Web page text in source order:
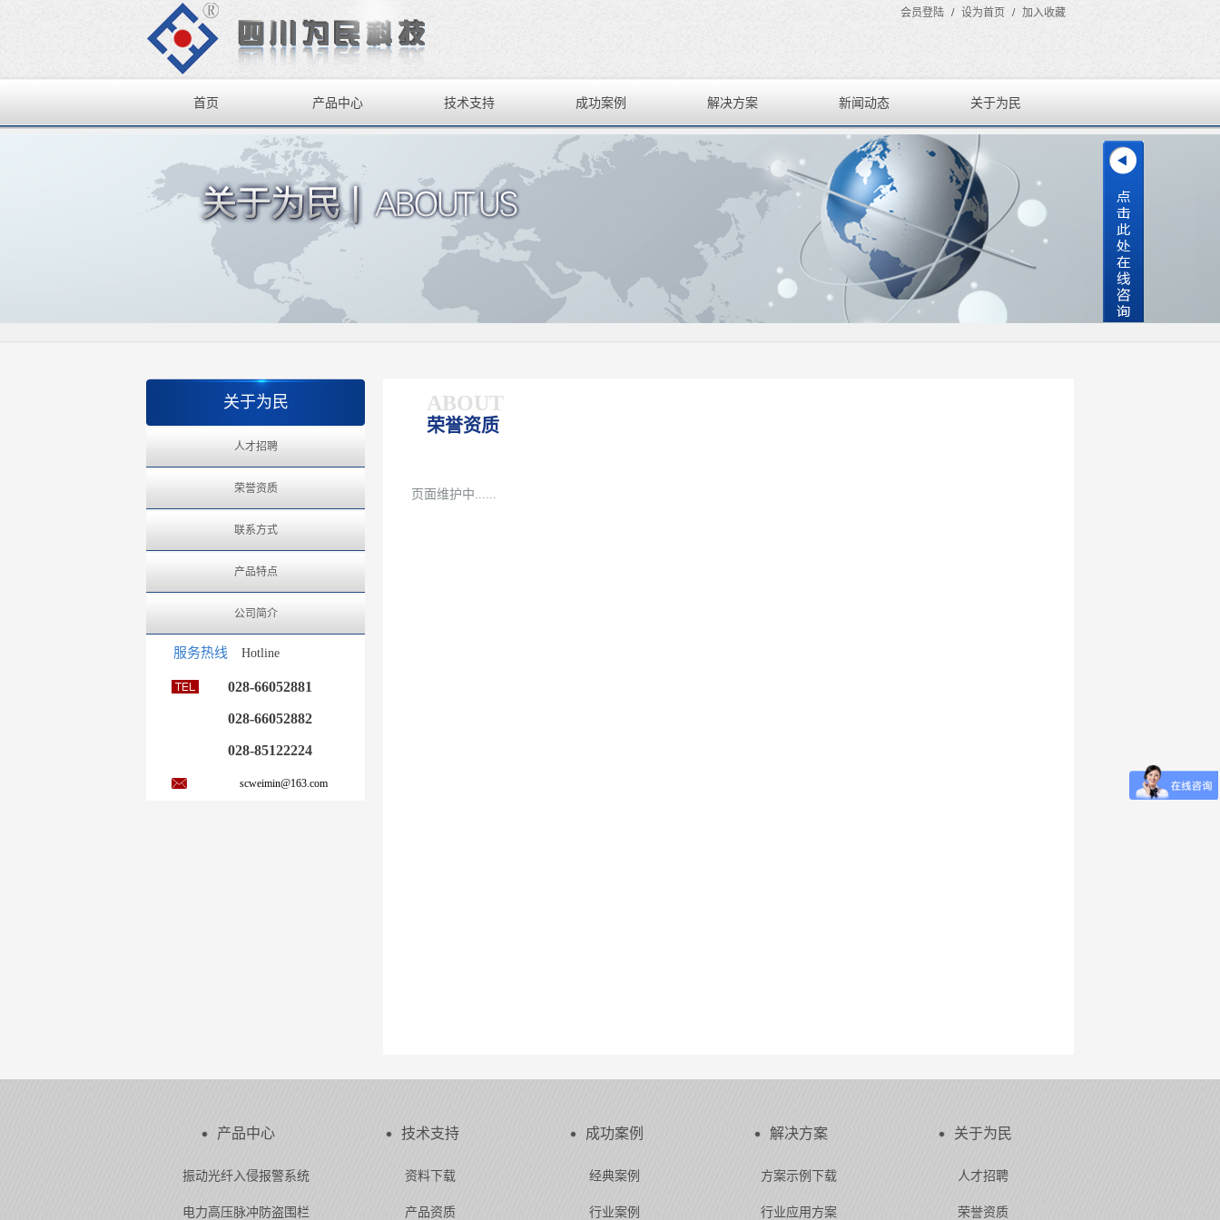
会员登陆 / 设为首页 / 加入收藏
首页 产品中心 技术支持 成功案例 解决方案 新闻动态 关于为民
关于为民
人才招聘
荣誉资质
联系方式
产品特点
公司简介
服务热线 Hotline
028-66052881
028-66052882
028-85122224
scweimin@163.com
ABOUT
荣誉资质
页面维护中......
产品中心
振动光纤入侵报警系统
电力高压脉冲防盗围栏
技术支持
资料下载
产品资质
成功案例
经典案例
行业案例
解决方案
方案示例下载
行业应用方案
关于为民
人才招聘
荣誉资质